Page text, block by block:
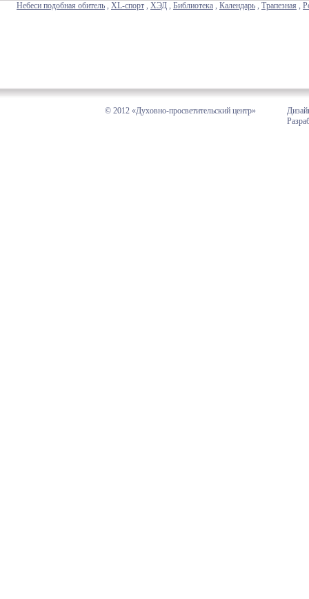
Небеси подобная обитель , XL-спорт , ХЭД , Библиотека , Календарь , Трапезная ,
© 2012 «Духовно-просветительский центр»